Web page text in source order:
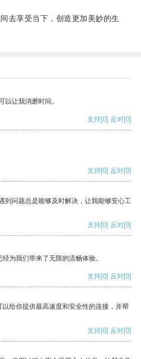
享受当下，创造更加美妙的生
以让我消磨时间。
支持[0] 反对[0]
支持[0] 反对[0]
到问题总是能够及时解决，让我能够安心工
支持[0] 反对[0]
为我们带来了无限的流畅体验。
支持[0] 反对[0]
给你提供最高速度和安全性的连接，并帮
支持[0] 反对[0]